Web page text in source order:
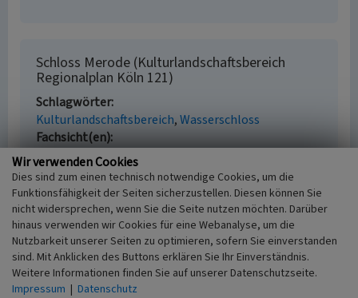
Schloss Merode (Kulturlandschaftsbereich
Regionalplan Köln 121)
Schlagwörter
Kulturlandschaftsbereich Wasserschloss
Fachsicht(en)
Kulturlandschaftspflege, Denkmalpflege,
Landeskunde, Raumplanung
Erfassungsmaßstab
i.d.R. 1:25.000 (kleiner als 1:20.000)
Erfassungsmethode
Literaturauswertung
Historischer Zeitraum
Beginn 2016
Wir verwenden Cookies
Dies sind zum einen technisch notwendige Cookies, um die
Funktionsfähigkeit der Seiten sicherzustellen. Diesen können Sie
nicht widersprechen, wenn Sie die Seite nutzen möchten. Darüber
hinaus verwenden wir Cookies für eine Webanalyse, um die
Nutzbarkeit unserer Seiten zu optimieren, sofern Sie einverstanden
sind. Mit Anklicken des Buttons erklären Sie Ihr Einverständnis.
Weitere Informationen finden Sie auf unserer Datenschutzseite.
Impressum | Datenschutz